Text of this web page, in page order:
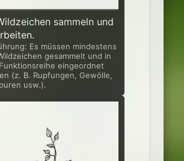
sammeln und
Es müssen mindestens
gesammelt und in
eingeordnet
(z. B. Rupfungen, Gewölle,
usw.).